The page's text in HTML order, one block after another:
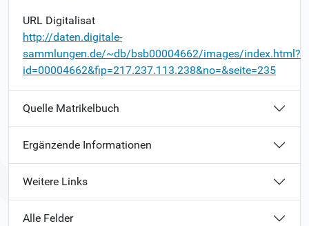
URL Digitalisat
http://daten.digitale-
sammlungen.de/~db/bsb00004662/images/index.html?
id=00004662&fip=217.237.113.238&no=&seite=235
Quelle Matrikelbuch
Ergänzende Informationen
Weitere Links
Alle Felder